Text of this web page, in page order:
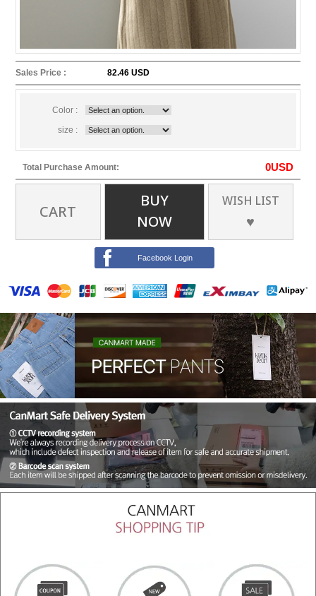
Sales Price : 82.46 USD
Color :
size :
Total Purchase Amount: 0USD
CART
BUY
NOW
WISH LIST
♥
Facebook Login